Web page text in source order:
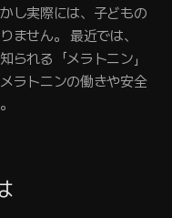
し実際には、子どもの
ません。 最近では、
られる「メラトニン」
ラトニンの働きや安全